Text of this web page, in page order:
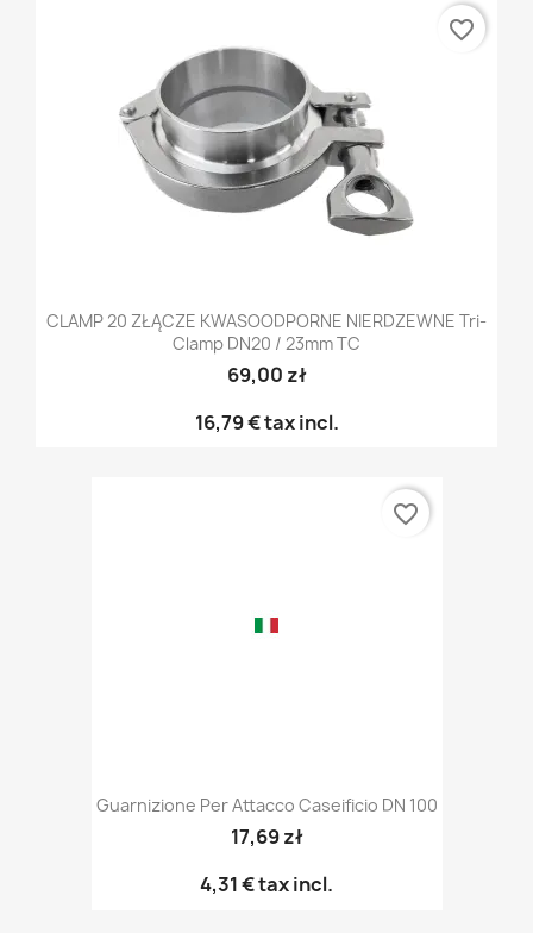
CLAMP 20 ZŁĄCZE KWASOODPORNE NIERDZEWNE Tri-
Clamp DN20 / 23mm TC
69,00 zł
16,79 €tax incl.
favorite_border
Guarnizione Per Attacco Caseificio DN 100
17,69 zł
4,31 €tax incl.
favorite_border